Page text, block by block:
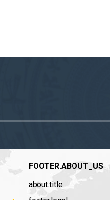
FOOTER.ABOUT_US
about.title